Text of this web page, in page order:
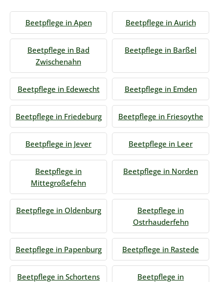
Beetpflege in Apen Beetpflege in Aurich
Beetpflege in Bad
Zwischenahn
Beetpflege in Barßel
Beetpflege in Edewecht Beetpflege in Emden
Beetpflege in Friedeburg Beetpflege in Friesoythe
Beetpflege in Jever Beetpflege in Leer
Beetpflege in
Mittegroßefehn
Beetpflege in Norden
Beetpflege in Oldenburg
Beetpflege in
Ostrhauderfehn
Beetpflege in Papenburg Beetpflege in Rastede
Beetpflege in Schortens
Beetpflege in